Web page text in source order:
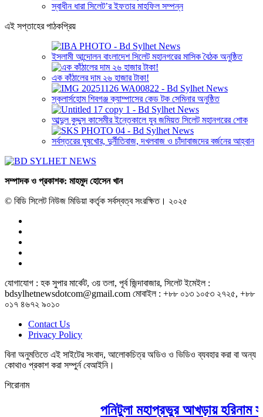
স্বাধীন ধারা সিলেট’র ইফতার মাহফিল সম্পন্ন
এই সপ্তাহের পাঠকপ্রিয়
ইসলামী আন্দোলন বাংলাদেশ সিলেট মহানগরের মাসিক বৈঠক অনুষ্ঠিত
এক কাঁঠালের দাম ২৬ হাজার টাকা!
স্কলার্সহোম শিবগঞ্জ ক্যাম্পাসের কেড টক সেমিনার অনুষ্ঠিত
আব্দুল কুদ্দুস কাসেমীর ইন্তেকালে যুব জমিয়ত সিলেট মহানগরের শোক
সর্বস্তরের ঘুষখোর, দুর্নীতিবাজ, দখলবাজ ও চাঁদাবাজদের বর্জনের আহ্বান
সম্পাদক ও প্রকাশক: মাহমুদ হোসেন খান
© বিডি সিলেট নিউজ মিডিয়া কর্তৃক সর্বস্বত্ব সংরক্ষিত। ২০২৫
যোগাযোগ : হক সুপার মার্কেট, ৩য় তলা, পূর্ব জিন্দাবাজার, সিলেট ইমেইল :
bdsylhetnewsdotcom@gmail.com মোবাইল : +৮৮ ০১৩ ১০৫৩ ২৭২৫, +৮৮
০১৭ ৪৬৭২ ৯০১০
Contact Us
Privacy Policy
বিনা অনুমতিতে এই সাইটের সংবাদ, আলোকচিত্র অডিও ও ভিডিও ব্যবহার করা বা অন্য
কোথাও প্রকাশ করা সম্পুর্ন বেআইনি।
শিরোনাম
পনিটুলা মহাপ্রভুর আখড়ায় হরিনাম